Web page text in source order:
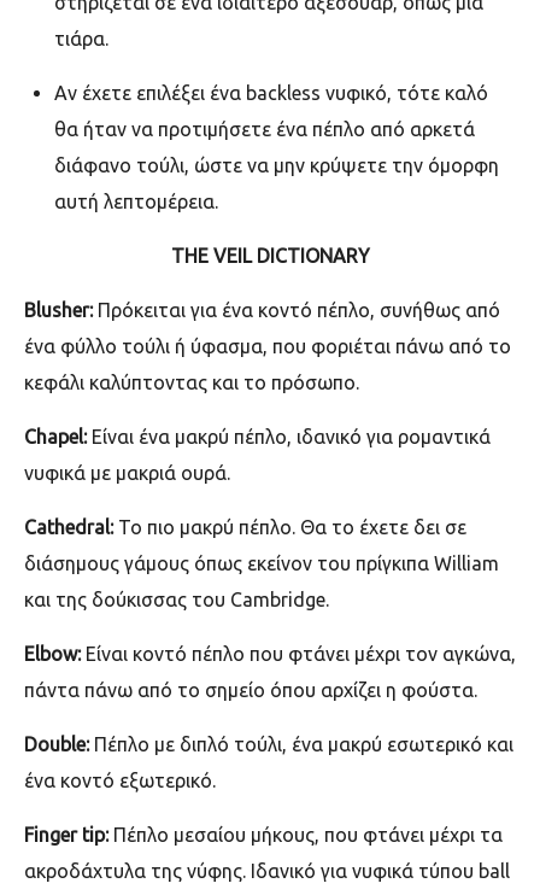
τιάρα.
Αν έχετε επιλέξει ένα backless νυφικό, τότε καλό
θα ήταν να προτιμήσετε ένα πέπλο από αρκετά
διάφανο τούλι, ώστε να μην κρύψετε την όμορφη
αυτή λεπτομέρεια.
THE VEIL DICTIONARY
Blusher: Πρόκειται για ένα κοντό πέπλο, συνήθως από
ένα φύλλο τούλι ή ύφασμα, που φοριέται πάνω από το
κεφάλι καλύπτοντας και το πρόσωπο.
Chapel: Είναι ένα μακρύ πέπλο, ιδανικό για ρομαντικά
νυφικά με μακριά ουρά.
Cathedral: Το πιο µακρύ πέπλο. Θα το έχετε δει σε
διάσημους γάμους όπως εκείνον του πρίγκιπα William
και της δούκισσας του Cambridge.
Elbow: Είναι κοντό πέπλο που φτάνει μέχρι τον αγκώνα,
πάντα πάνω από το σηµείο όπου αρχίζει η φούστα.
Double: Πέπλο με διπλό τούλι, ένα µακρύ εσωτερικό και
ένα κοντό εξωτερικό.
Finger tip: Πέπλο μεσαίου μήκους, που φτάνει μέχρι τα
ακροδάχτυλα της νύφης. Ιδανικό για νυφικά τύπου ball